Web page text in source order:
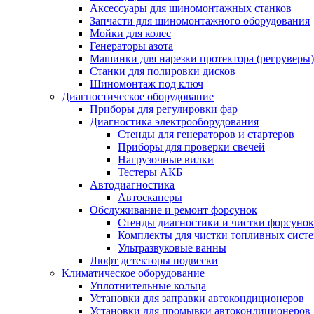
Аксессуары для шиномонтажных станков
Запчасти для шиномонтажного оборудования
Мойки для колес
Генераторы азота
Машинки для нарезки протектора (регруверы)
Станки для полировки дисков
Шиномонтаж под ключ
Диагностическое оборудование
Приборы для регулировки фар
Диагностика электрооборудования
Стенды для генераторов и стартеров
Приборы для проверки свечей
Нагрузочные вилки
Тестеры АКБ
Автодиагностика
Автосканеры
Обслуживание и ремонт форсунок
Стенды диагностики и чистки форсунок
Комплекты для чистки топливных
Ультразвуковые ванны
Люфт детекторы подвески
Климатическое оборудование
Уплотнительные кольца
Установки для заправки автокондиционеров
Установки для промывки автокондиционеров